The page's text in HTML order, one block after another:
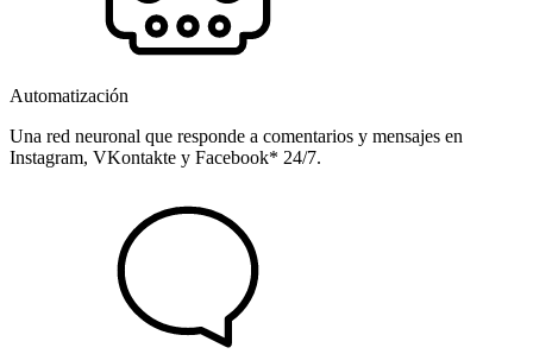
Automatización
Una red neuronal que responde a comentarios y mensajes en
Instagram, VKontakte y Facebook* 24/7.